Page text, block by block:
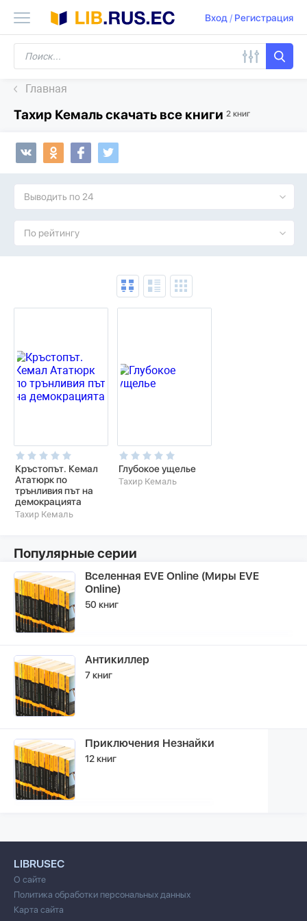
Вход/ Регистрация
Главная
Тахир Кемаль скачать все книги 2 книг
Выводить по 24
По рейтингу
Кръстопът. Кемал
Ататюрк по
трънливия път на
демокрацията
Тахир Кемаль
Глубокое ущелье
Тахир Кемаль
Популярные серии
Вселенная EVE Online (Миры EVE
Online)
50 книг
Антикиллер
7 книг
Приключения Незнайки
12 книг
LIBRUSEC
О сайте
Политика обработки персональных данных
Карта сайта